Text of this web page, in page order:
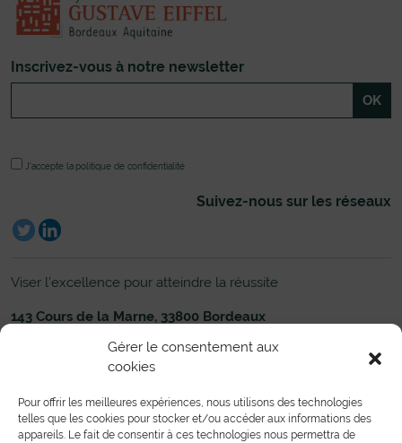
Gérer le consentement aux
cookies
Pour offrir les meilleures expériences, nous utilisons des technologies
telles que les cookies pour stocker et/ou accéder aux informations des
appareils. Le fait de consentir à ces technologies nous permettra de
Inscrivez-vous à notre newsletter
J'accepte la politique de confidentialité
Suivez-nous sur les réseaux
Viser l’excellence pour atteindre la réussite
143 Cours de la Marne, 33800 Bordeaux
Établissement
Liens utiles
Nous contacter
Formations Pré-bac
Formations Post-bac
Toutes les formations en alternance